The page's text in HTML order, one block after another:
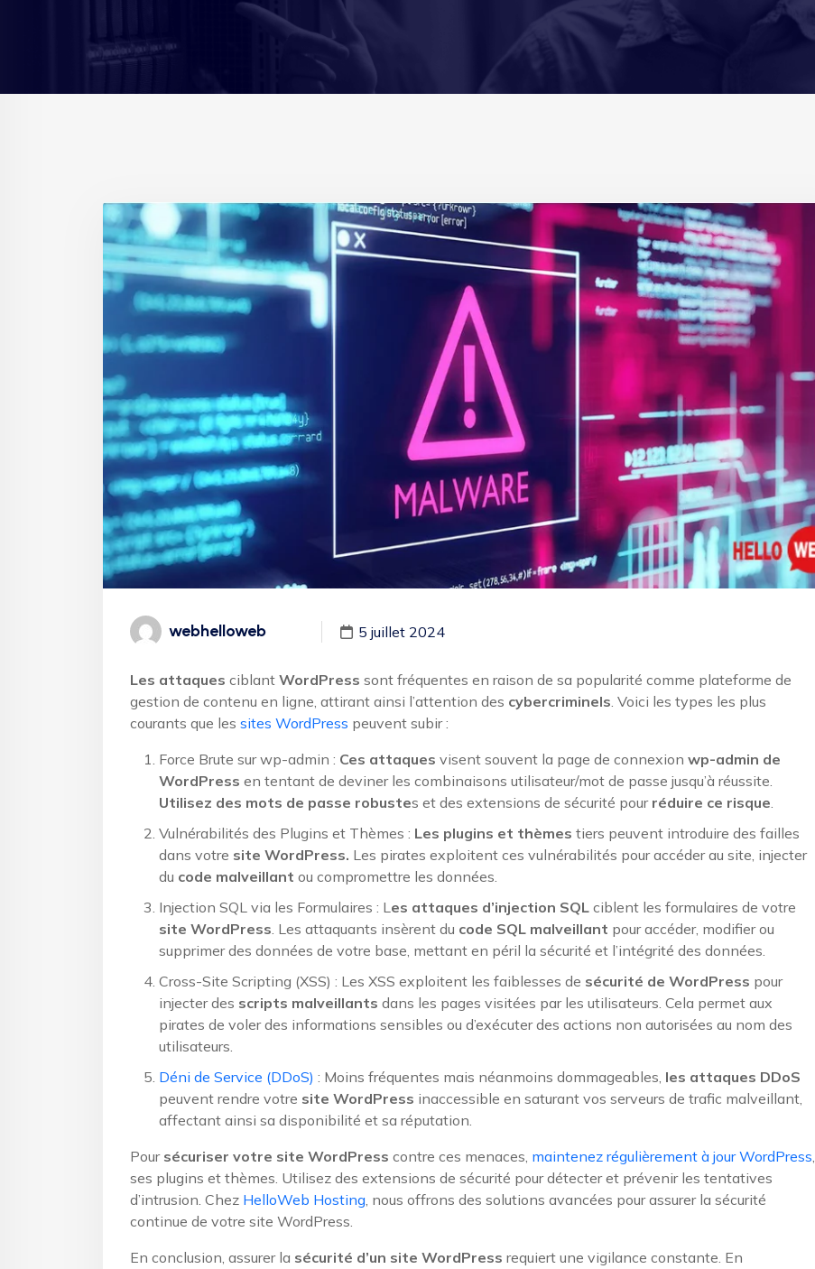
webhelloweb 5 juillet 2024
Les attaques ciblant WordPress sont fréquentes en raison de sa popularité comme plateforme de
gestion de contenu en ligne, attirant ainsi l’attention des cybercriminels. Voici les types les plus
courants que les sites WordPress peuvent subir :
Force Brute sur wp-admin : Ces attaques visent souvent la page de connexion wp-admin de
WordPress en tentant de deviner les combinaisons utilisateur/mot de passe jusqu’à réussite.
Utilisez des mots de passe robustes et des extensions de sécurité pour réduire ce risque.
Vulnérabilités des Plugins et Thèmes : Les plugins et thèmes tiers peuvent introduire des failles
dans votre site WordPress. Les pirates exploitent ces vulnérabilités pour accéder au site, injecter
du code malveillant ou compromettre les données.
Injection SQL via les Formulaires : Les attaques d’injection SQL ciblent les formulaires de votre
site WordPress. Les attaquants insèrent du code SQL malveillant pour accéder, modifier ou
supprimer des données de votre base, mettant en péril la sécurité et l’intégrité des données.
Cross-Site Scripting (XSS) : Les XSS exploitent les faiblesses de sécurité de WordPress pour
injecter des scripts malveillants dans les pages visitées par les utilisateurs. Cela permet aux
pirates de voler des informations sensibles ou d’exécuter des actions non autorisées au nom des
utilisateurs.
Déni de Service (DDoS) : Moins fréquentes mais néanmoins dommageables, les attaques DDoS
peuvent rendre votre site WordPress inaccessible en saturant vos serveurs de trafic malveillant,
affectant ainsi sa disponibilité et sa réputation.
Poursécuriser votre site WordPress contre ces menaces, maintenez régulièrement à jour WordPress,
ses plugins et thèmes. Utilisez des extensions de sécurité pour détecter et prévenir les tentatives
d’intrusion. Chez HelloWeb Hosting, nous offrons des solutions avancées pour assurer la sécurité
continue de votre site WordPress.
En conclusion, assurer la sécurité d’un site WordPress requiert une vigilance constante. En